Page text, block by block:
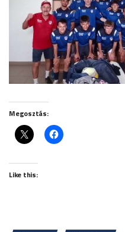
Megosztás:
Like this: